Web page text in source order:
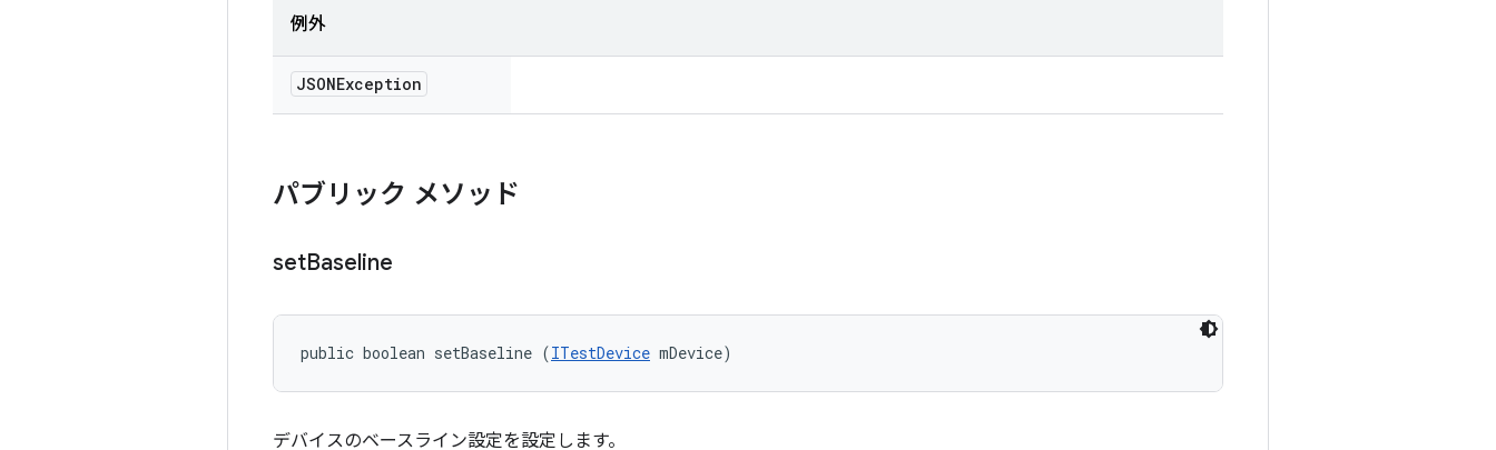
例外
JSONException
パブリック メソッド
setBaseline
public boolean setBaseline (ITestDevice mDevice)
デバイスのベースライン設定を設定します。